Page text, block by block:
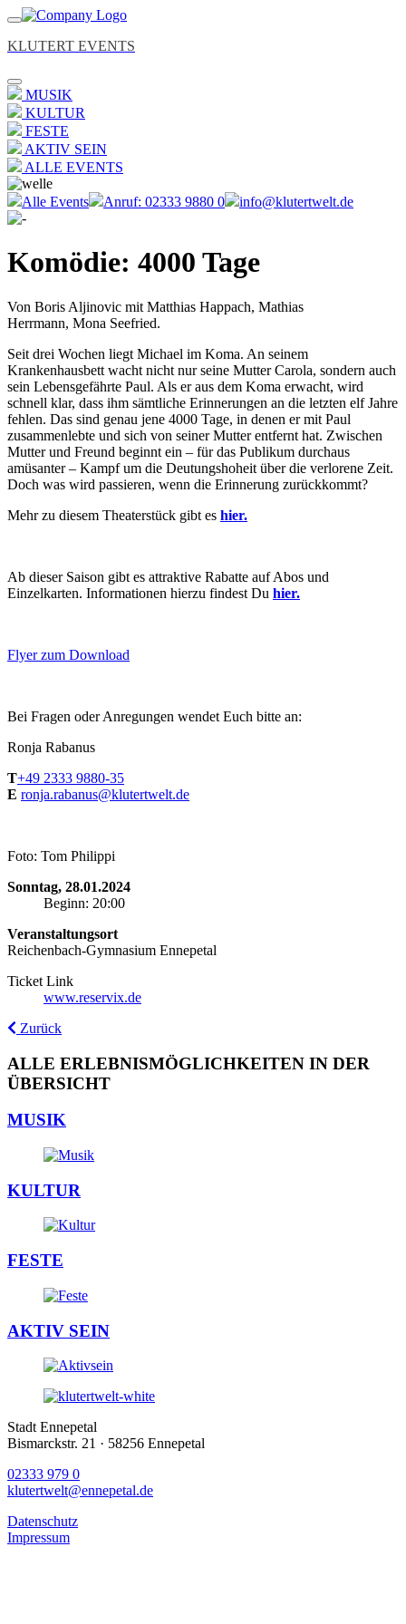
KLUTERT EVENTS
MUSIK
KULTUR
FESTE
AKTIV SEIN
ALLE EVENTS
Alle Events Anruf: 02333 9880 0 info@klutertwelt.de
Komödie: 4000 Tage
Von Boris Aljinovic mit Matthias Happach, Mathias
Herrmann, Mona Seefried.
Seit drei Wochen liegt Michael im Koma. An seinem
Krankenhausbett wacht nicht nur seine Mutter Carola, sondern auch
sein Lebensgefährte Paul. Als er aus dem Koma erwacht, wird
schnell klar, dass ihm sämtliche Erinnerungen an die letzten elf Jahre
fehlen. Das sind genau jene 4000 Tage, in denen er mit Paul
zusammenlebte und sich von seiner Mutter entfernt hat. Zwischen
Mutter und Freund beginnt ein – für das Publikum durchaus
amüsanter – Kampf um die Deutungshoheit über die verlorene Zeit.
Doch was wird passieren, wenn die Erinnerung zurückkommt?
Mehr zu diesem Theaterstück gibt es hier.
Ab dieser Saison gibt es attraktive Rabatte auf Abos und
Einzelkarten. Informationen hierzu findest Du hier.
Flyer zum Download
Bei Fragen oder Anregungen wendet Euch bitte an:
Ronja Rabanus
T+49 2333 9880-35
E ronja.rabanus@klutertwelt.de
Foto: Tom Philippi
Sonntag, 28.01.2024
Beginn: 20:00
Veranstaltungsort
Reichenbach-Gymnasium Ennepetal
Ticket Link
www.reservix.de
Zurück
ALLE ERLEBNISMÖGLICHKEITEN IN DER
ÜBERSICHT
MUSIK
KULTUR
FESTE
AKTIV SEIN
Stadt Ennepetal
Bismarckstr. 21 · 58256 Ennepetal
02333 979 0
klutertwelt@ennepetal.de
Datenschutz
Impressum